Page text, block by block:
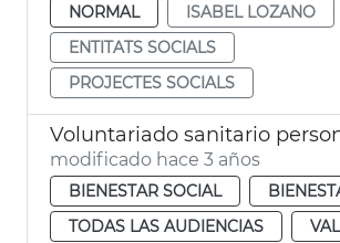
NORMAL
ISABEL LOZANO
ENTITATS SOCIALS
PROJECTES SOCIALS
modificado hace 3 años
BIENESTAR SOCIAL
TODAS LAS AUDIENCIAS